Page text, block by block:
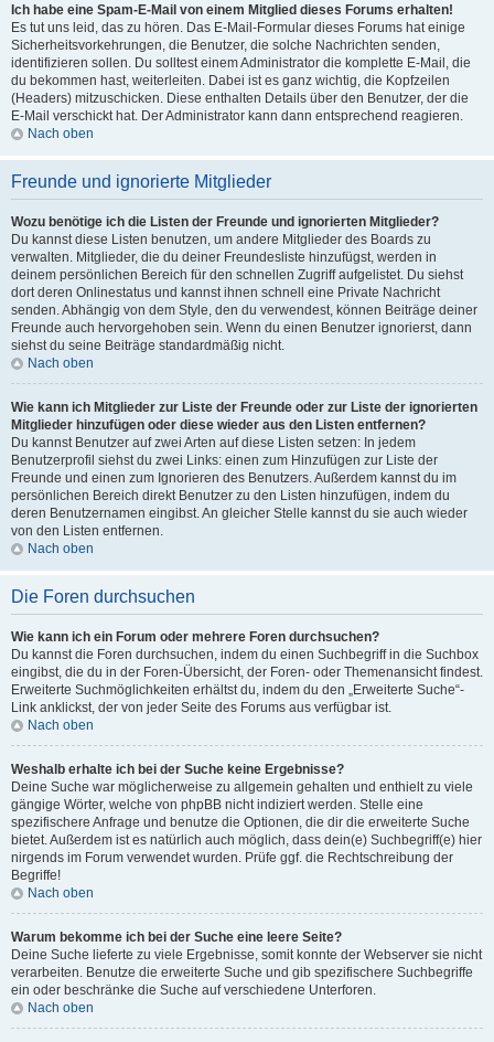
Ich habe eine Spam-E-Mail von einem Mitglied dieses Forums erhalten!
Es tut uns leid, das zu hören. Das E-Mail-Formular dieses Forums hat einige
Sicherheitsvorkehrungen, die Benutzer, die solche Nachrichten senden,
identifizieren sollen. Du solltest einem Administrator die komplette E-Mail, die
du bekommen hast, weiterleiten. Dabei ist es ganz wichtig, die Kopfzeilen
(Headers) mitzuschicken. Diese enthalten Details über den Benutzer, der die
E-Mail verschickt hat. Der Administrator kann dann entsprechend reagieren.
Nach oben
Freunde und ignorierte Mitglieder
Wozu benötige ich die Listen der Freunde und ignorierten Mitglieder?
Du kannst diese Listen benutzen, um andere Mitglieder des Boards zu
verwalten. Mitglieder, die du deiner Freundesliste hinzufügst, werden in
deinem persönlichen Bereich für den schnellen Zugriff aufgelistet. Du siehst
dort deren Onlinestatus und kannst ihnen schnell eine Private Nachricht
senden. Abhängig von dem Style, den du verwendest, können Beiträge deiner
Freunde auch hervorgehoben sein. Wenn du einen Benutzer ignorierst, dann
siehst du seine Beiträge standardmäßig nicht.
Nach oben
Wie kann ich Mitglieder zur Liste der Freunde oder zur Liste der ignorierten
Mitglieder hinzufügen oder diese wieder aus den Listen entfernen?
Du kannst Benutzer auf zwei Arten auf diese Listen setzen: In jedem
Benutzerprofil siehst du zwei Links: einen zum Hinzufügen zur Liste der
Freunde und einen zum Ignorieren des Benutzers. Außerdem kannst du im
persönlichen Bereich direkt Benutzer zu den Listen hinzufügen, indem du
deren Benutzernamen eingibst. An gleicher Stelle kannst du sie auch wieder
von den Listen entfernen.
Nach oben
Die Foren durchsuchen
Wie kann ich ein Forum oder mehrere Foren durchsuchen?
Du kannst die Foren durchsuchen, indem du einen Suchbegriff in die Suchbox
eingibst, die du in der Foren-Übersicht, der Foren- oder Themenansicht findest.
Erweiterte Suchmöglichkeiten erhältst du, indem du den „Erweiterte Suche“-
Link anklickst, der von jeder Seite des Forums aus verfügbar ist.
Nach oben
Weshalb erhalte ich bei der Suche keine Ergebnisse?
Deine Suche war möglicherweise zu allgemein gehalten und enthielt zu viele
gängige Wörter, welche von phpBB nicht indiziert werden. Stelle eine
spezifischere Anfrage und benutze die Optionen, die dir die erweiterte Suche
bietet. Außerdem ist es natürlich auch möglich, dass dein(e) Suchbegriff(e) hier
nirgends im Forum verwendet wurden. Prüfe ggf. die Rechtschreibung der
Begriffe!
Nach oben
Warum bekomme ich bei der Suche eine leere Seite?
Deine Suche lieferte zu viele Ergebnisse, somit konnte der Webserver sie nicht
verarbeiten. Benutze die erweiterte Suche und gib spezifischere Suchbegriffe
ein oder beschränke die Suche auf verschiedene Unterforen.
Nach oben